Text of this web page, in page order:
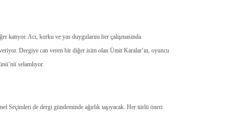
katıyor. Acı, korku ve yas duygularını her çalışmasında
Dergiye can veren bir diğer isim olan Ümit Karalar’ın, oyuncu
selamlıyor.
Seçimleri de dergi gündeminde ağırlık taşıyacak. Her türlü öneri